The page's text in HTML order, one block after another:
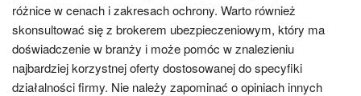
różnice w cenach i zakresach ochrony. Warto również
skonsultować się z brokerem ubezpieczeniowym, który ma
doświadczenie w branży i może pomóc w znalezieniu
najbardziej korzystnej oferty dostosowanej do specyfiki
działalności firmy. Nie należy zapominać o opiniach innych